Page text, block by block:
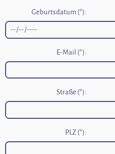
Geburtsdatum (*):
E-Mail (*):
Straße (*):
PLZ (*):